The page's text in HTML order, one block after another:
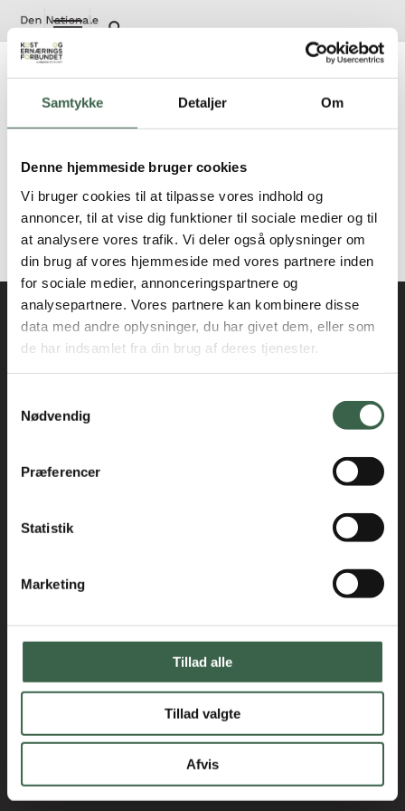
Samtykke Detaljer Om
Denne hjemmeside bruger cookies
Vi bruger cookies til at tilpasse vores indhold og
annoncer, til at vise dig funktioner til sociale medier og til
at analysere vores trafik. Vi deler også oplysninger om
din brug af vores hjemmeside med vores partnere inden
for sociale medier, annonceringspartnere og
analysepartnere. Vores partnere kan kombinere disse
data med andre oplysninger, du har givet dem, eller som
de har indsamlet fra din brug af deres tjenester.
Nødvendig
Præferencer
Statistik
Marketing
Tillad alle
Tillad valgte
Afvis
til
hovedindhold
Voksne med mave-tarmsygdomme
Cøliaki (glutenintolerance)
Laktoseintolerance
Svær steatoré
Svær steatoré, hvor fedtreduceret diæt ikke er
tilstrækkelig
Er fagligt opdateret i 2018
kosthaandbogen@kost.dk
Holmbladsgade 70